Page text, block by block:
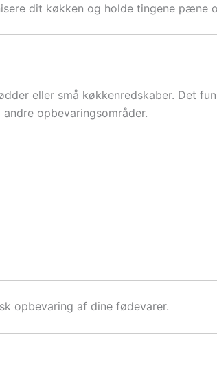
dit køkken og holde tingene pæne
eller små køkkenredskaber. Det
opbevaringsområder.
opbevaring af dine fødevarer.